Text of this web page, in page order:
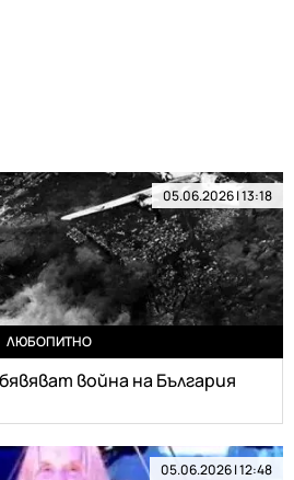
05.06.2026 | 13:18
ЛЮБОПИТНО
война на България
05.06.2026 | 12:48